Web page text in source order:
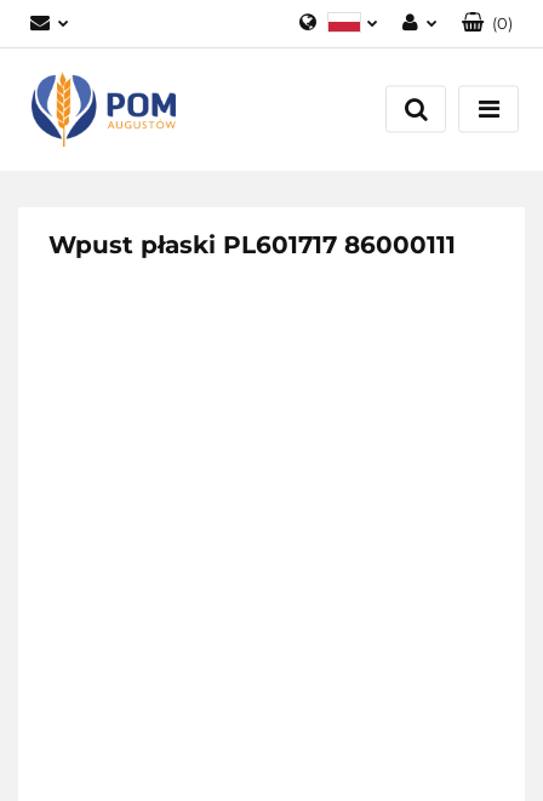
Zaloguj się
Załóż konto
(0)
Wpust płaski PL601717 86000111